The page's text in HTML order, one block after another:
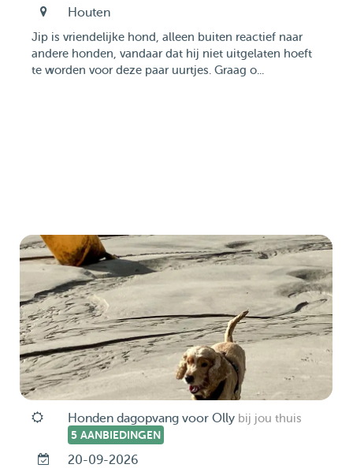
Houten
Jip is vriendelijke hond, alleen buiten reactief naar
andere honden, vandaar dat hij niet uitgelaten hoeft
te worden voor deze paar uurtjes. Graag o...
Honden dagopvang voor Olly bij jou thuis
5 AANBIEDINGEN
20-09-2026